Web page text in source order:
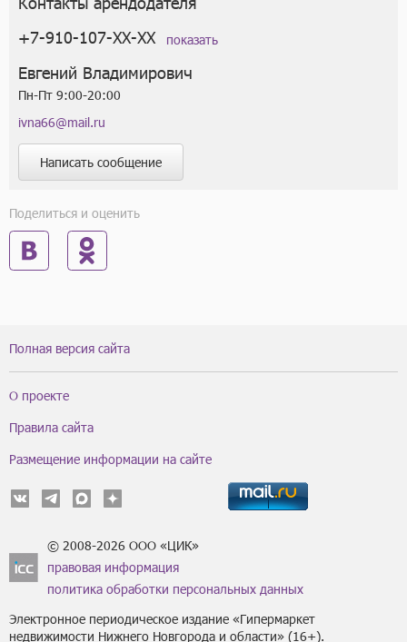
+7-910-107-XX-XX
показать
Евгений Владимирович
Пн-Пт 9:00-20:00
ivna66@mail.ru
Написать сообщение
Поделиться и оценить
Полная версия сайта
О проекте
Правила сайта
Размещение информации на сайте
© 2008-2026 ООО «ЦИК»
правовая информация
политика обработки персональных данных
Электронное периодическое издание «Гипермаркет
недвижимости Нижнего Новгорода и области» (16+).